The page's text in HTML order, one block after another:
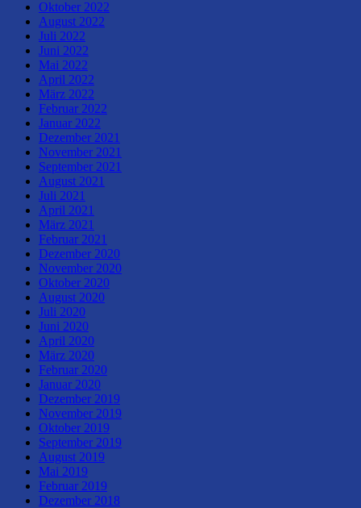
Oktober 2022
August 2022
Juli 2022
Juni 2022
Mai 2022
April 2022
März 2022
Februar 2022
Januar 2022
Dezember 2021
November 2021
September 2021
August 2021
Juli 2021
April 2021
März 2021
Februar 2021
Dezember 2020
November 2020
Oktober 2020
August 2020
Juli 2020
Juni 2020
April 2020
März 2020
Februar 2020
Januar 2020
Dezember 2019
November 2019
Oktober 2019
September 2019
August 2019
Mai 2019
Februar 2019
Dezember 2018